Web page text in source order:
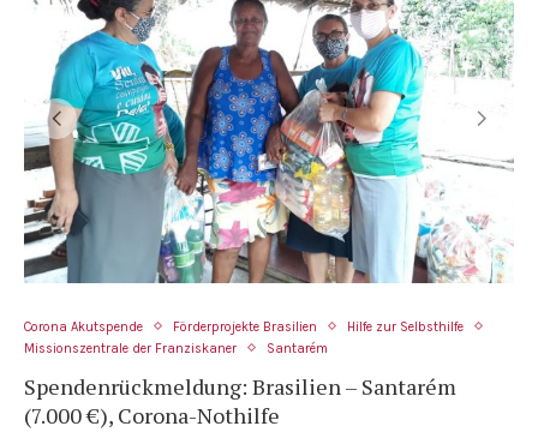
Corona Akutspende Förderprojekte Brasilien
Hilfe zur Selbsthilfe
Missionszentrale der Franziskaner
Santarém
Spendenrückmeldung: Brasilien – Santarém
(7.000 €), Corona-Nothilfe